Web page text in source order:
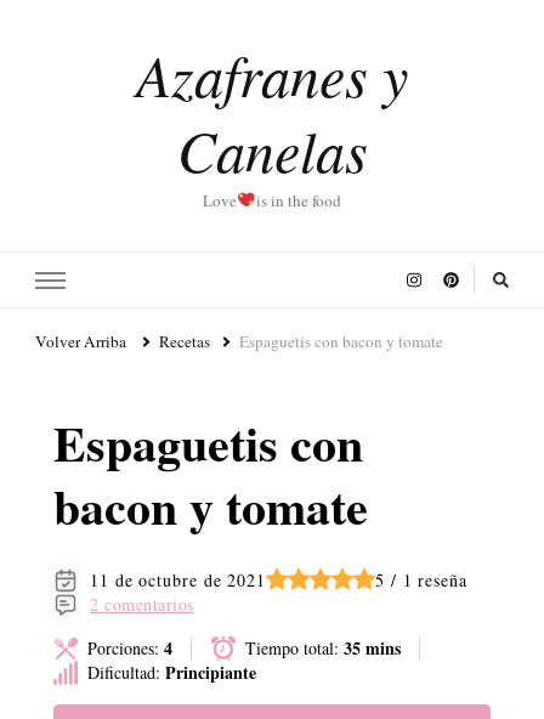
Azafranes y
Canelas
Love is in the food
Volver Arriba Recetas Espaguetis con bacon y tomate
Espaguetis con
bacon y tomate
11 de octubre de 2021
5 / 1 reseña
2 comentarios
Porciones: 4 Tiempo total: 35 mins
Dificultad: Principiante